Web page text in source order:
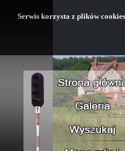
Serwis korzysta z plików